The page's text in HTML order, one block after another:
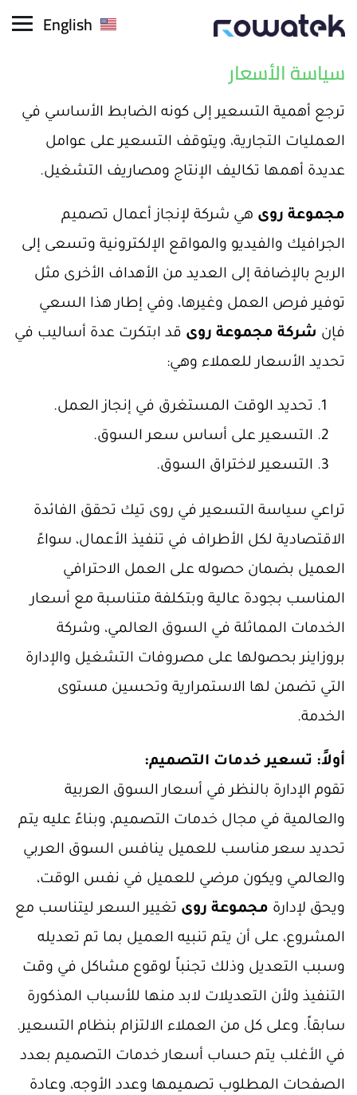
English
سياسة الأسعار
ترجع أهمية التسعير إلى كونه الضابط الأساسي في
العمليات التجارية، ويتوقف التسعير على عوامل
عديدة أهمها تكاليف الإنتاج ومصاريف التشغيل.
مجموعة روى هي شركة لإنجاز أعمال تصميم
الجرافيك والفيديو والمواقع الإلكترونية وتسعى إلى
الربح بالإضافة إلى العديد من الأهداف الأخرى مثل
توفير فرص العمل وغيرها، وفي إطار هذا السعي
فإن شركة مجموعة روى قد ابتكرت عدة أساليب في
تحديد الأسعار للعملاء وهي:
تحديد الوقت المستغرق في إنجاز العمل.
التسعير على أساس سعر السوق.
التسعير لاختراق السوق.
تراعي سياسة التسعير في روى تيك تحقق الفائدة
الاقتصادية لكل الأطراف في تنفيذ الأعمال، سواءً
العميل بضمان حصوله على العمل الاحترافي
المناسب بجودة عالية وبتكلفة متناسبة مع أسعار
الخدمات المماثلة في السوق العالمي، وشركة
بروزاينر بحصولها على مصروفات التشغيل والإدارة
التي تضمن لها الاستمرارية وتحسين مستوى
الخدمة.
أولاً: تسعير خدمات التصميم:
تقوم الإدارة بالنظر في أسعار السوق العربية
والعالمية في مجال خدمات التصميم، وبناءً عليه يتم
تحديد سعر مناسب للعميل ينافس السوق العربي
والعالمي ويكون مرضي للعميل في نفس الوقت،
ويحق لإدارة مجموعة روى تغيير السعر ليتناسب مع
المشروع، على أن يتم تنبيه العميل بما تم تعديله
وسبب التعديل وذلك تجنباً لوقوع مشاكل في وقت
التنفيذ ولأن التعديلات لابد منها للأسباب المذكورة
سابقاً. وعلى كل من العملاء الالتزام بنظام التسعير.
في الأغلب يتم حساب أسعار خدمات التصميم بعدد
الصفحات المطلوب تصميمها وعدد الأوجه، وعادة